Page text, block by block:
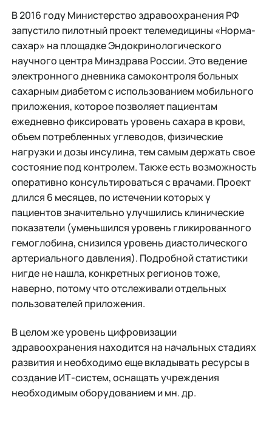
В 2016 году Министерство здравоохранения РФ
запустило пилотный проект телемедицины «Норма-
сахар» на площадке Эндокринологического
научного центра Минздрава России. Это ведение
электронного дневника самоконтроля больных
сахарным диабетом с использованием мобильного
приложения, которое позволяет пациентам
ежедневно фиксировать уровень сахара в крови,
объем потребленных углеводов, физические
нагрузки и дозы инсулина, тем самым держать свое
состояние под контролем. Также есть возможность
оперативно консультироваться с врачами. Проект
длился 6 месяцев, по истечении которых у
пациентов значительно улучшились клинические
показатели (уменьшился уровень гликированного
гемоглобина, снизился уровень диастолического
артериального давления). Подробной статистики
нигде не нашла, конкретных регионов тоже,
наверно, потому что отслеживали отдельных
пользователей приложения.
В целом же уровень цифровизации
здравоохранения находится на начальных стадиях
развития и необходимо еще вкладывать ресурсы в
создание ИТ-систем, оснащать учреждения
необходимым оборудованием и мн. др.